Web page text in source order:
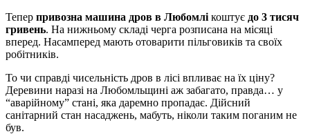
Тепер привозна машина дров в Любомлі коштує до 3 тисяч
гривень. На нижньому складі черга розписана на місяці
вперед. Насамперед мають отоварити пільговиків та своїх
робітників.
То чи справді чисельність дров в лісі впливає на їх ціну?
Деревини наразі на Любомльщині аж забагато, правда… у
“аварійному” стані, яка даремно пропадає. Дійсний
санітарний стан насаджень, мабуть, ніколи таким поганим не
був.